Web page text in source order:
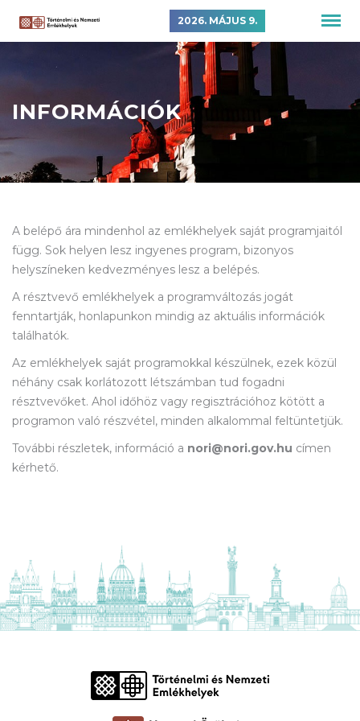
2026. MÁJUS 9.
INFORMÁCIÓK
A belépő ára mindenhol az emlékhelyek saját programjaitól
függ. Sok helyen lesz ingyenes program, bizonyos
helyszíneken kedvezményes lesz a belépés.
A résztvevő emlékhelyek a programváltozás jogát
fenntartják, honlapunkon mindig az aktuális információk
találhatók.
Az emlékhelyek saját programokkal készülnek, ezek közül
néhány csak korlátozott létszámban tud fogadni
résztvevőket. Ahol időhöz vagy regisztrációhoz kötött a
programon való részvétel, minden alkalommal feltüntetjük.
További részletek, információ a nori@nori.gov.hu címen
kérhető.